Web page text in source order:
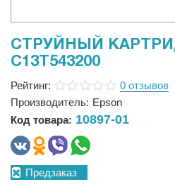
СТРУЙНЫЙ
C13T543200
Рейтинг:
0 отзывов
Производитель: Epson
Код товара: 10897-01
Предзаказ